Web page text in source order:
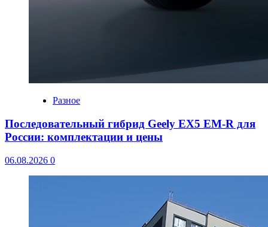
Разное
Последовательный гибрид Geely EX5 EM-R для
России: комплектации и цены
06.08.2026 0